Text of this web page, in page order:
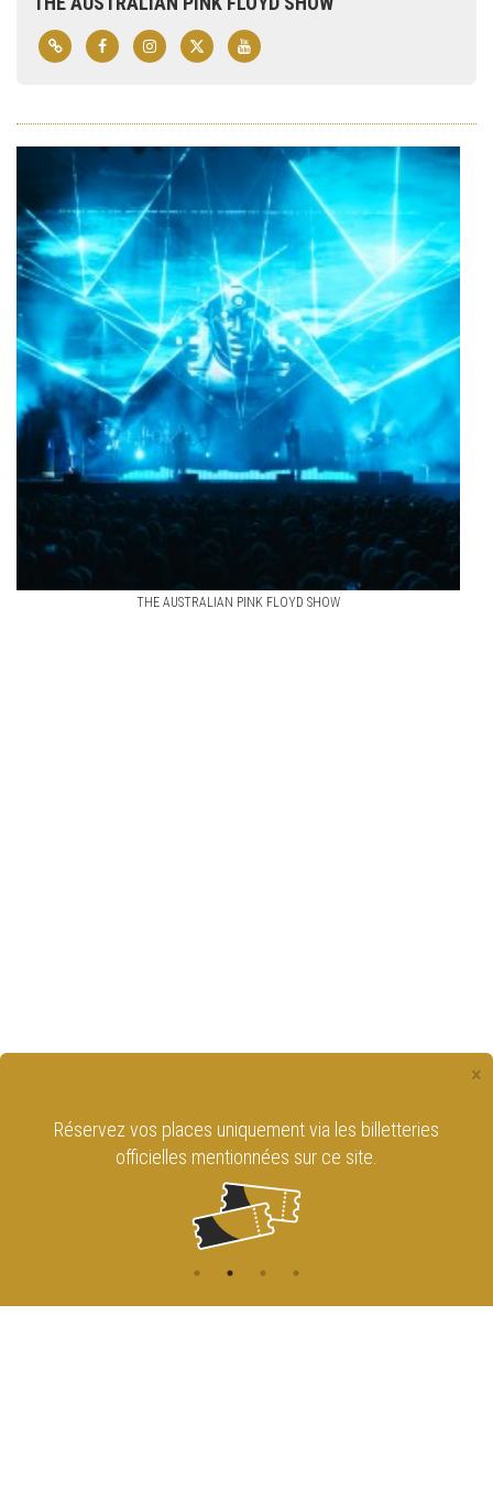
THE AUSTRALIAN PINK FLOYD SHOW
×
Réservez vos places uniquement via les billetteries
officielles mentionnées sur ce site.